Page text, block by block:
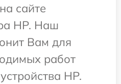
сайте
HP. Наш
Вам для
работ
HP.